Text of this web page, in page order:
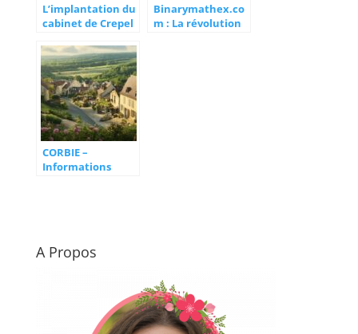
L’implantation du
cabinet de Crepel
dans le quartier
historique de
Rueil-Malmaison
Binarymathex.co
m : La révolution
CORBIE –
Informations
A Propos